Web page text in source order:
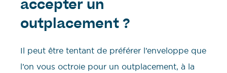
accepter un
outplacement ?
Il peut être tentant de préférer l’enveloppe que
l’on vous octroie pour un outplacement, à la